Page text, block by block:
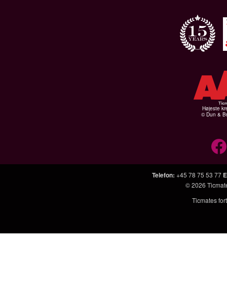
Højeste
© Dun &
Telefon: +45 78 75 53 77
© 2026
Ticmates